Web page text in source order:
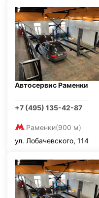
Автосервис Раменки
+7 (495) 135-42-87
Раменки(900 м)
ул. Лобачевского, 114